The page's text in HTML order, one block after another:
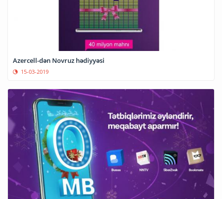
Azercell-dən Novruz hədiyyəsi
15-03-2019